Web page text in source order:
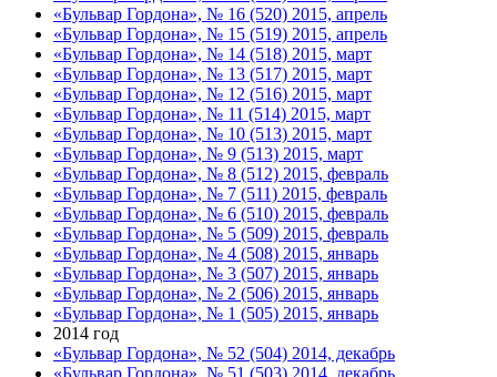
«Бульвар Гордона», № 16 (520) 2015, апрель
«Бульвар Гордона», № 15 (519) 2015, апрель
«Бульвар Гордона», № 14 (518) 2015, март
«Бульвар Гордона», № 13 (517) 2015, март
«Бульвар Гордона», № 12 (516) 2015, март
«Бульвар Гордона», № 11 (514) 2015, март
«Бульвар Гордона», № 10 (513) 2015, март
«Бульвар Гордона», № 9 (513) 2015, март
«Бульвар Гордона», № 8 (512) 2015, февраль
«Бульвар Гордона», № 7 (511) 2015, февраль
«Бульвар Гордона», № 6 (510) 2015, февраль
«Бульвар Гордона», № 5 (509) 2015, февраль
«Бульвар Гордона», № 4 (508) 2015, январь
«Бульвар Гордона», № 3 (507) 2015, январь
«Бульвар Гордона», № 2 (506) 2015, январь
«Бульвар Гордона», № 1 (505) 2015, январь
2014 год
«Бульвар Гордона», № 52 (504) 2014, декабрь
«Бульвар Гордона», № 51 (503) 2014, декабрь